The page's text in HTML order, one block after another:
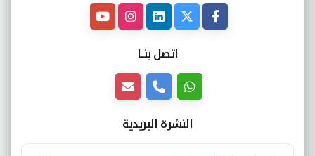
اتصل بنــا
النشرة البريدية